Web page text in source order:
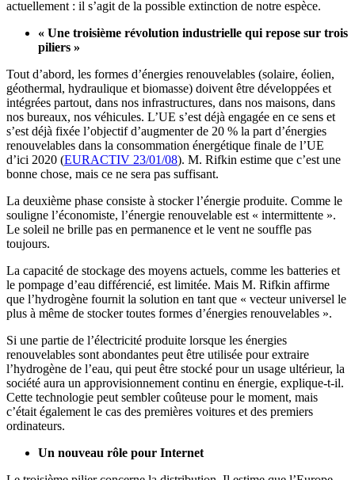
actuellement : il s’agit de la possible extinction de notre espèce.
« Une troisième révolution industrielle qui repose sur trois
piliers »
Tout d’abord, les formes d’énergies renouvelables (solaire, éolien,
géothermal, hydraulique et biomasse) doivent être développées et
intégrées partout, dans nos infrastructures, dans nos maisons, dans
nos bureaux, nos véhicules. L’UE s’est déjà engagée en ce sens et
s’est déjà fixée l’objectif d’augmenter de 20 % la part d’énergies
renouvelables dans la consommation énergétique finale de l’UE
d’ici 2020 (EURACTIV 23/01/08). M. Rifkin estime que c’est une
bonne chose, mais ce ne sera pas suffisant.
La deuxième phase consiste à stocker l’énergie produite. Comme le
souligne l’économiste, l’énergie renouvelable est « intermittente ».
Le soleil ne brille pas en permanence et le vent ne souffle pas
toujours.
La capacité de stockage des moyens actuels, comme les batteries et
le pompage d’eau différencié, est limitée. Mais M. Rifkin affirme
que l’hydrogène fournit la solution en tant que « vecteur universel le
plus à même de stocker toutes formes d’énergies renouvelables ».
Si une partie de l’électricité produite lorsque les énergies
renouvelables sont abondantes peut être utilisée pour extraire
l’hydrogène de l’eau, qui peut être stocké pour un usage ultérieur, la
société aura un approvisionnement continu en énergie, explique-t-il.
Cette technologie peut sembler coûteuse pour le moment, mais
c’était également le cas des premières voitures et des premiers
ordinateurs.
Un nouveau rôle pour Internet